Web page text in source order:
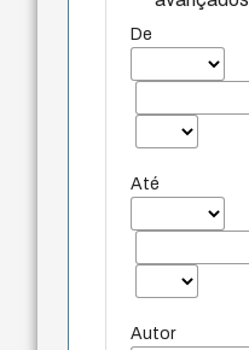
De
Até
Autor